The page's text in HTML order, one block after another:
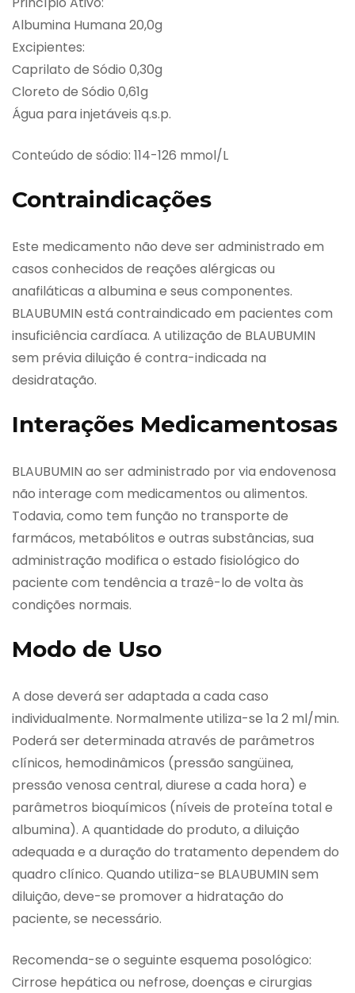
Albumina Humana 20,0g
Excipientes:
Caprilato de Sódio 0,30g
Cloreto de Sódio 0,61g
Água para injetáveis q.s.p.
Conteúdo de sódio: 114-126 mmol/L
Contraindicações
Este medicamento não deve ser administrado em
casos conhecidos de reações alérgicas ou
anafiláticas a albumina e seus componentes.
BLAUBUMIN está contraindicado em pacientes com
insuficiência cardíaca. A utilização de BLAUBUMIN
sem prévia diluição é contra-indicada na
desidratação.
Interações Medicamentosas
BLAUBUMIN ao ser administrado por via endovenosa
não interage com medicamentos ou alimentos.
Todavia, como tem função no transporte de
farmácos, metabólitos e outras substâncias, sua
administração modifica o estado fisiológico do
paciente com tendência a trazê-lo de volta às
condições normais.
Modo de Uso
A dose deverá ser adaptada a cada caso
individualmente. Normalmente utiliza-se 1a 2 ml/min.
Poderá ser determinada através de parâmetros
clínicos, hemodinâmicos (pressão sangüinea,
pressão venosa central, diurese a cada hora) e
parâmetros bioquímicos (níveis de proteína total e
albumina). A quantidade do produto, a diluição
adequada e a duração do tratamento dependem do
quadro clínico. Quando utiliza-se BLAUBUMIN sem
diluição, deve-se promover a hidratação do
paciente, se necessário.
Recomenda-se o seguinte esquema posológico:
Cirrose hepática ou nefrose, doenças e cirurgias